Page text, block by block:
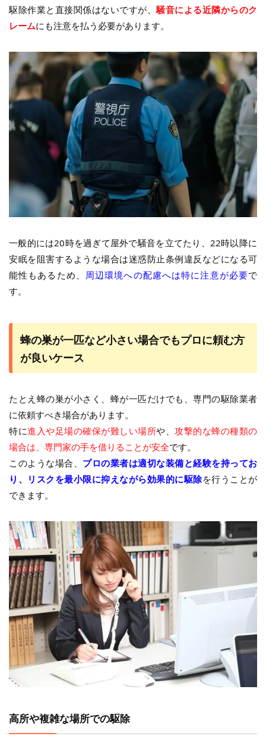
駆除作業と直接関係はないですが、 騒音による近隣からのク
レームにも注意を払う必要があります。
一般的には20時を過ぎて屋外で騒音を立てたり、22時以降に
安眠を阻害するような場合は迷惑防止条例違反などになる可
能性もあるため、 周辺環境への配慮へは特に注意が必要で
す。
蜂の巣が一匹など小さい場合でもプロに頼む方
が良いケース
たとえ蜂の巣が小さく、蜂が一匹だけでも、専門の駆除業者
に依頼すべき場合があります。
特に進入や足場の確保が難しい場所や、 攻撃的な蜂の種類の
場合は、専門家の手を借りることが安全です。
このような場合、 プロの業者は適切な装備と経験を持ってお
り、リスクを最小限に抑えながら効果的に駆除を行うことが
できます。
高所や複雑な場所での駆除